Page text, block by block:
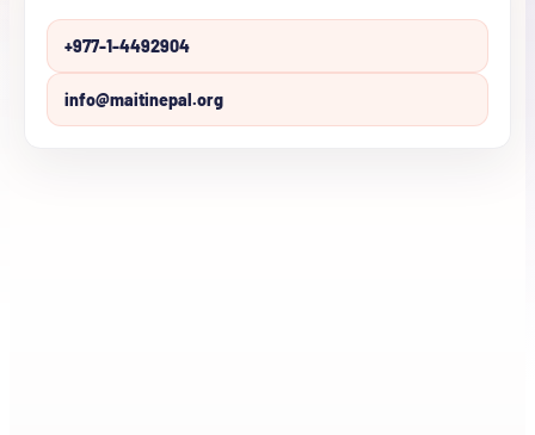
+977-1-4492904
info@maitinepal.org